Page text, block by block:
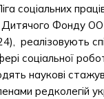
соціальних
Дитячого Фонду
реалізовують
соціальної
наукові
редколегій